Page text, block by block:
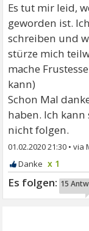
Es tut mir leid,
geworden ist.
schreiben und
stürze mich
mache
kann)
Schon Mal
haben. Ich kann
nicht folgen.
01.02.2020 21:30 •
x 1
15